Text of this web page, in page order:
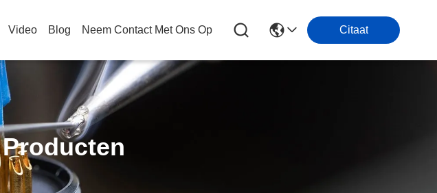
Video Blog Neem Contact Met Ons Op Citaat